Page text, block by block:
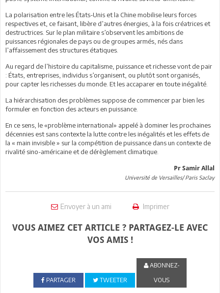
La polarisation entre les États-Unis et la Chine mobilise leurs forces
respectives et, ce faisant, libère d’autres énergies, à la fois créatrices et
destructrices. Sur le plan militaire s’observent les ambitions de
puissances régionales de pays ou de groupes armés, nés dans
l’affaissement des structures étatiques.
Au regard de l’histoire du capitalisme, puissance et richesse vont de pair
: États, entreprises, individus s’organisent, ou plutôt sont organisés,
pour capter les richesses du monde. Et les accaparer en toute inégalité.
La hiérarchisation des problèmes suppose de commencer par bien les
formuler en fonction des acteurs en puissance.
En ce sens, le «problème international» appelé à dominer les prochaines
décennies est sans contexte la lutte contre les inégalités et les effets de
la « main invisible » sur la compétition de puissance dans un contexte de
rivalité sino-américaine et de dérèglement climatique.
Pr Samir Allal
Université de Versailles/ Paris Saclay
Envoyer à un ami Imprimer
VOUS AIMEZ CET ARTICLE ? PARTAGEZ-LE AVEC
VOS AMIS !
PARTAGER TWEETER
ABONNEZ-
VOUS